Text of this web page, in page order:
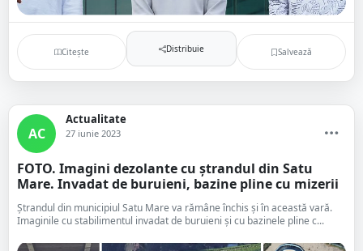
Citește Distribuie Salvează
AC
Actualitate
27 iunie 2023
FOTO. Imagini dezolante cu ștrandul din Satu
Mare. Invadat de buruieni, bazine pline cu mizerii
Ștrandul din municipiul Satu Mare va rămâne închis și în această vară.
Imaginile cu stabilimentul invadat de buruieni și cu bazinele pline c...